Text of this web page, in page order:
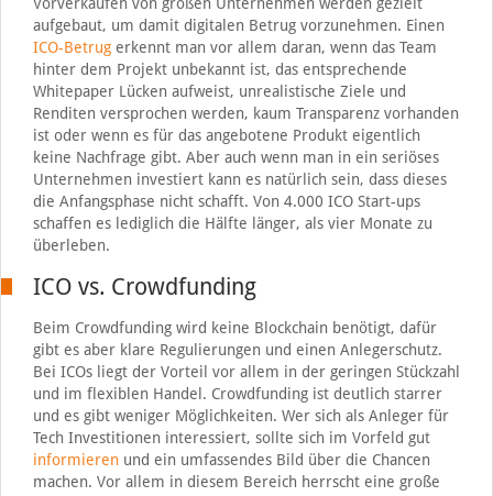
aufgebaut, um damit digitalen Betrug vorzunehmen. Einen
ICO-Betrugerkennt man vor allem daran, wenn das Team
hinter dem Projekt unbekannt ist, das entsprechende
Whitepaper Lücken aufweist, unrealistische Ziele und
Renditen versprochen werden, kaum Transparenz vorhanden
ist oder wenn es für das angebotene Produkt eigentlich
keine Nachfrage gibt. Aber auch wenn man in ein seriöses
Unternehmen investiert kann es natürlich sein, dass dieses
die Anfangsphase nicht schafft. Von 4.000 ICO Start-ups
schaffen es lediglich die Hälfte länger, als vier Monate zu
überleben.
ICO vs. Crowdfunding
Beim Crowdfunding wird keine Blockchain benötigt, dafür
gibt es aber klare Regulierungen und einen Anlegerschutz.
Bei ICOs liegt der Vorteil vor allem in der geringen Stückzahl
und im flexiblen Handel. Crowdfunding ist deutlich starrer
und es gibt weniger Möglichkeiten. Wer sich als Anleger für
Tech Investitionen interessiert, sollte sich im Vorfeld gut
informierenund ein umfassendes Bild über die Chancen
machen. Vor allem in diesem Bereich herrscht eine große